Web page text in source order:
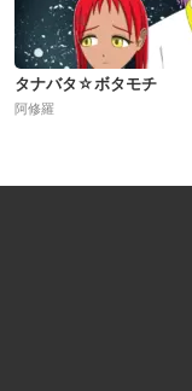
タナバタ☆ボタモチ
阿修羅